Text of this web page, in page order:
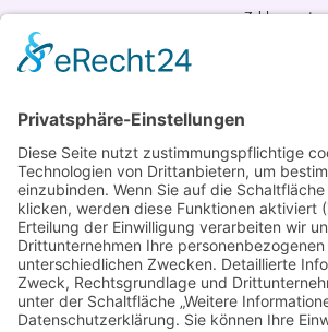
Zahlungsarten
Randstr. 28
47804 Krefeld
+49 176 58266120
+49 176 58266120
+48 609 953 066
info@kotarek.com